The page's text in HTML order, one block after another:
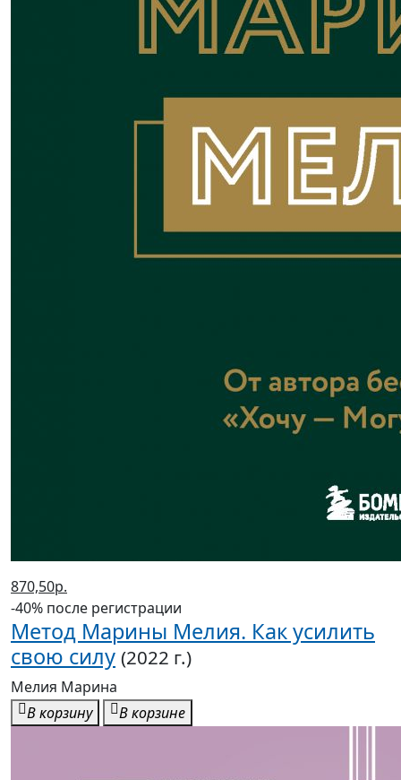
870,50р.
-40% после регистрации
Метод Марины Мелия. Как усилить
свою силу (2022 г.)
Мелия Марина
В корзину
В корзине